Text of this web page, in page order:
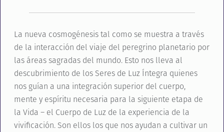
La nueva cosmogénesis tal como se muestra a través
de la interacción del viaje del peregrino planetario por
las áreas sagradas del mundo. Esto nos lleva al
descubrimiento de los Seres de Luz Íntegra quienes
nos guían a una integración superior del cuerpo,
mente y espíritu necesaria para la siguiente etapa de
la Vida – el Cuerpo de Luz de la experiencia de la
vivificación. Son ellos los que nos ayudan a cultivar un